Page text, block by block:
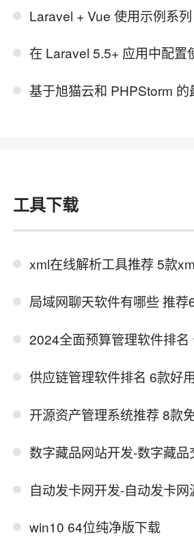
Laravel + Vue 使用示例系列：构建一个类
在 Laravel 5.5+ 应用中配置使用阿里云提供的短信
基于旭猫云和 PHPStorm 的最佳 Laravel
工具下载
xml在线解析工具推荐 5款xml格
局域网聊天软件有哪些 推荐6款好用
2024全面预算管理软件排名 十大好
供应链管理软件排名 6款好用的供
开源资产管理系统推荐 8款免费开
数字藏品网站开发-数字藏品交
自动发卡网开发-自动发卡网
win10 64位纯净版下载